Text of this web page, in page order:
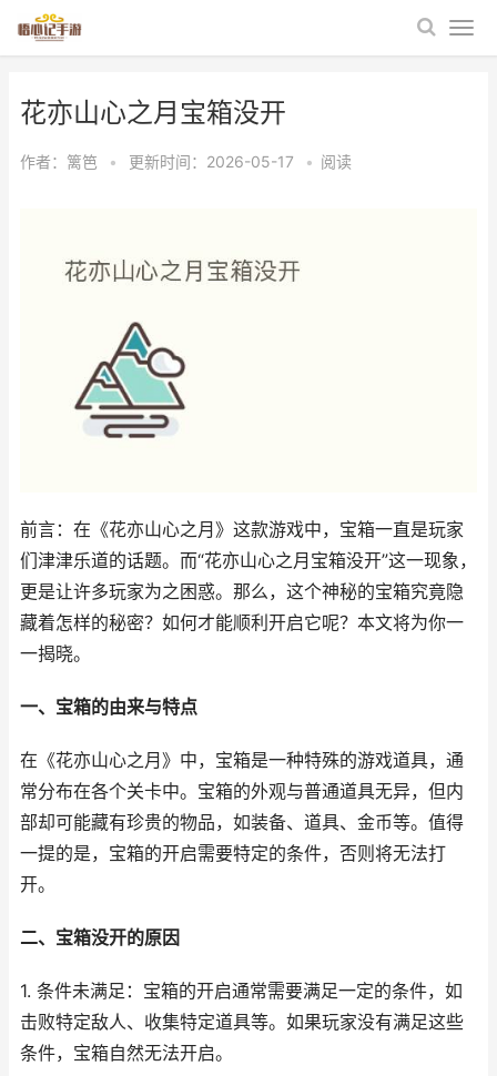
花亦山心之月宝箱没开
作者： 篱笆 • 更新时间：2026-05-17 • 阅读
前言：在《花亦山心之月》这款游戏中，宝箱一直是玩家
们津津乐道的话题。而“花亦山心之月宝箱没开”这一现象，
更是让许多玩家为之困惑。那么，这个神秘的宝箱究竟隐
藏着怎样的秘密？如何才能顺利开启它呢？本文将为你一
一揭晓。
一、宝箱的由来与特点
在《花亦山心之月》中，宝箱是一种特殊的游戏道具，通
常分布在各个关卡中。宝箱的外观与普通道具无异，但内
部却可能藏有珍贵的物品，如装备、道具、金币等。值得
一提的是，宝箱的开启需要特定的条件，否则将无法打
开。
二、宝箱没开的原因
1. 条件未满足：宝箱的开启通常需要满足一定的条件，如
击败特定敌人、收集特定道具等。如果玩家没有满足这些
条件，宝箱自然无法开启。